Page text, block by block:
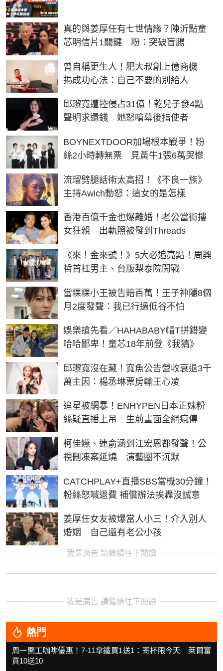
真的與姜厚任有七世情緣？陳沂點童
芯明信片1關鍵 粉：突破盲腸
曾自稱更生人！肥大叔創上億商機
揭成功心法：自己不要的別給人
邱瓈寬遭控侵占31億！乾兒子發4點
聲明求還錢 她怒嗆幕後指使者
BOYNEXTDOOR加場根本戰爭！粉
絲2小時轉無票 見黃牛1張6萬哭慘
流瑠劈腿話術太高招！《不良一族》
主持Awich動怒：這女的是怎樣
香港百億千金也爆離婚！老公當街摟
女狂親 出軌照被發到Threads
《來！金來號！》5大必追亮點！周興
哲首扛男主、台版梨泰院開戰
當粿粿小王被告賠百萬！王子神隱8個
月2度發聲：我已行過低谷不怕
娛樂搶先看／HAHABABY帽T拼錯變
哈哈鄙卑！童芯18年前登《我猜》
邱瓈寬沒在藏！寬魚公告營收衰退3千
萬主因：楊丞琳票房輸王心凌
追星被網暴！ENHYPEN日本正妹粉
絲疑直播上吊 生前畫面全網瘋傳
柯佳嬿、連俞涵到江宏恩都發聲！公
視刪凍案延燒 演藝圈不沉默
CATCHPLAY+直播SBS當機30分鐘！
粉絲怒喊退費 補償辦法挨轟沒誠意
姜厚任女友被爆當人小三！介入別人
婚姻 自己還有老公小孩
我是廣告 請繼續往下閱讀
我是廣告 請繼續往下閱讀
熱門
周一開工咖啡優惠！7-11拿鐵買1送1：寄杯限今天 萊爾富
買10送10